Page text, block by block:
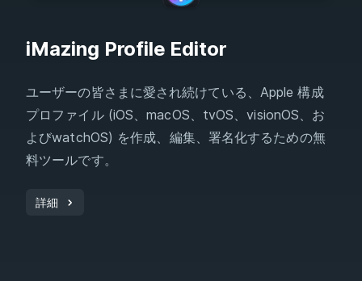
iMazing Profile Editor
ユーザーの皆さまに愛され続けている、Apple 構成
プロファイル (iOS、macOS、tvOS、visionOS、お
よびwatchOS) を作成、編集、署名化するための無
料ツールです。
詳細